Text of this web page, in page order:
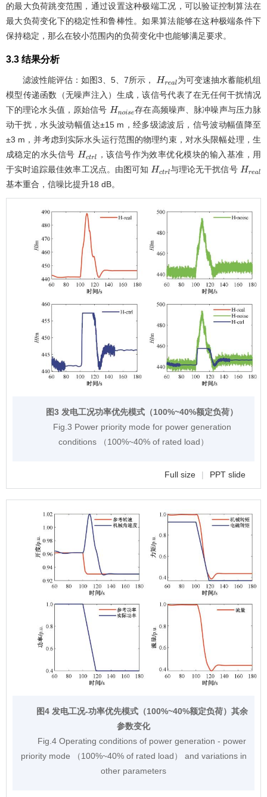
的最大负荷跳变范围，通过设置这种极端工况，可以验证控制算法在
最大负荷变化下的稳定性和鲁棒性。如果算法能够在这种极端条件下
保持稳定，那么在较小范围内的负荷变化中也能够满足要求。
3.3 结果分析
滤波性能评估：如图3、5、7所示， Hreal
为可变速抽水蓄能机组
模型传递函数（无噪声注入）生成，该信号代表了在无任何干扰情况
下的理论水头值，原始信号
Hnoise
存在高频噪声、脉冲噪声与压力脉
动干扰，水头波动幅值达±15 m，经多级滤波后，信号波动幅值降至
±3 m，并考虑到实际水头运行范围的物理约束，对水头限幅处理，生
成稳定的水头信号
H c trl
，该信号作为效率优化模块的输入基准，用
于实时追踪最佳效率工况点。由图可知
Hctrl
与理论无干扰信号 H
基本重合，信噪比提升18 dB。
图3 发电工况功率优先模式（100%~40%额定负荷）
Fig.3 Power priority mode for power generation
conditions （100%~40% of rated load）
Full size | PPT slide
图4 发电工况-功率优先模式（100%~40%额定负荷）其余
参数变化
Fig.4 Operating conditions of power generation - power
priority mode （100%~40% of rated load） and variations in
other parameters